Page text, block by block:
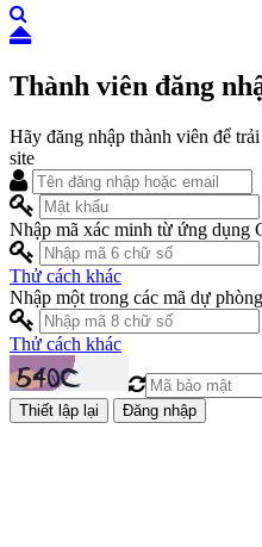
Thành viên đăng
Hãy đăng nhập thành viên để
site
Nhập mã xác minh từ ứng dụng
Thử cách khác
Nhập một trong các mã dự
Thử cách khác
Đăng nhập